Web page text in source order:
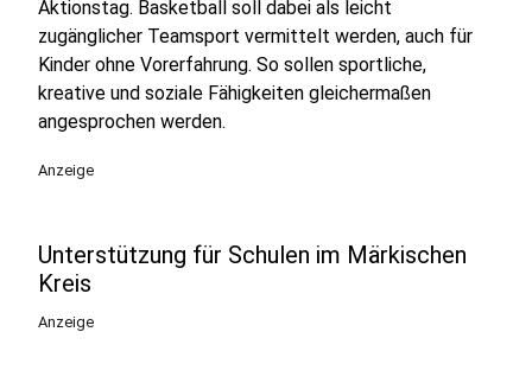
Aktionstag. Basketball soll dabei als leicht
zugänglicher Teamsport vermittelt werden, auch für
Kinder ohne Vorerfahrung. So sollen sportliche,
kreative und soziale Fähigkeiten gleichermaßen
angesprochen werden.
Anzeige
Unterstützung für Schulen im Märkischen
Kreis
Anzeige